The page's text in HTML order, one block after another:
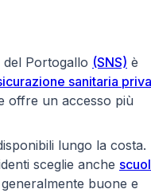
Portogallo (SNS) è
sanitaria
offre un accesso più
lungo la costa.
sceglie anche
buone e